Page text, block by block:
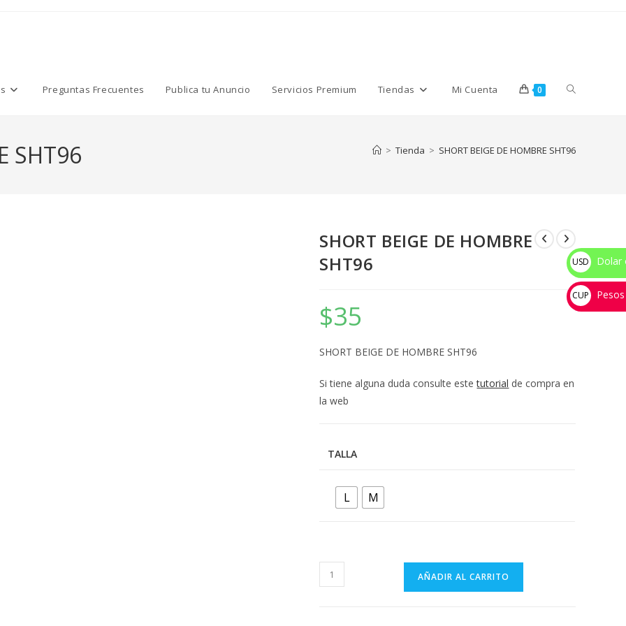
Preguntas Frecuentes Publica tu Anuncio Servicios Premium Tiendas Mi Cuenta 0 Alternar
la
web
SHT96 > Tienda > SHORT BEIGE DE HOMBRE SHT96
SHORT BEIGE DE HOMBRE
SHT96
$35
SHORT BEIGE DE HOMBRE SHT96
Si tiene alguna duda consulte estetutorial de compra en
la web
TALLA
L M
SHORT
BEIGE
AÑADIR AL CARRITO
USD
$
Dolar
CUP
💰
Pesos